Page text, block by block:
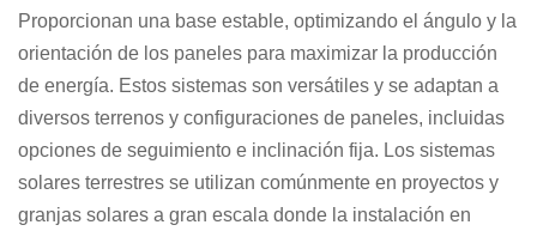
Proporcionan una base estable, optimizando el ángulo y la
orientación de los paneles para maximizar la producción
de energía. Estos sistemas son versátiles y se adaptan a
diversos terrenos y configuraciones de paneles, incluidas
opciones de seguimiento e inclinación fija. Los sistemas
solares terrestres se utilizan comúnmente en proyectos y
granjas solares a gran escala donde la instalación en